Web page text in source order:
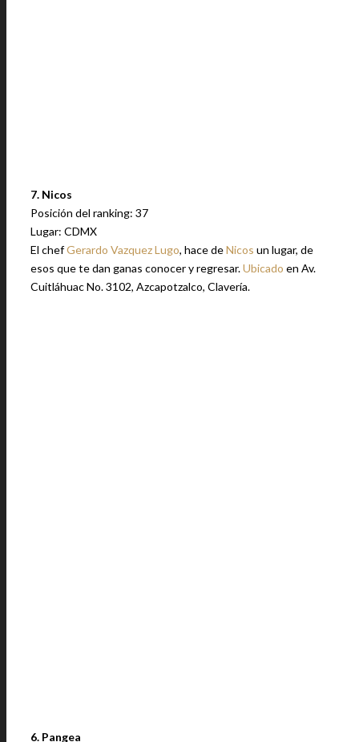
7. Nicos
Posición del ranking: 37
Lugar: CDMX
El chefGerardo Vazquez Lugo, hace deNicos un lugar, de
esos que te dan ganas conocer y regresar.Ubicado en Av.
Cuitláhuac No. 3102, Azcapotzalco, Clavería.
6. Pangea